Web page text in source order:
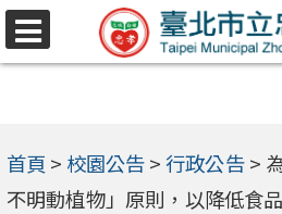
跳
至
內
容
選
首頁 > 校園公告> 行政公告>
不明動植物」原則，以降低食